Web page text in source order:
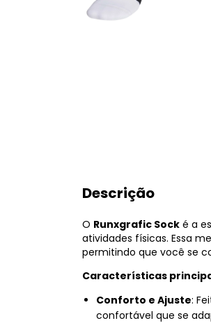
Descrição
O Runxgrafic Sock é a
atividades físicas. Essa
permitindo que você se
Características
Conforto e Ajuste:
confortável que se